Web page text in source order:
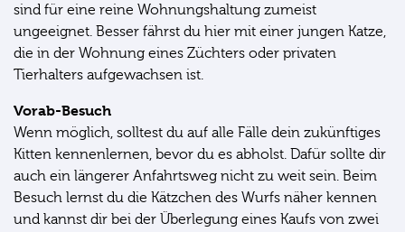
sind für eine reine Wohnungshaltung zumeist
ungeeignet. Besser fährst du hier mit einer jungen Katze,
die in der Wohnung eines Züchters oder privaten
Tierhalters aufgewachsen ist.
Vorab-Besuch
Wenn möglich, solltest du auf alle Fälle dein zukünftiges
Kitten kennenlernen, bevor du es abholst. Dafür sollte dir
auch ein längerer Anfahrtsweg nicht zu weit sein. Beim
Besuch lernst du die Kätzchen des Wurfs näher kennen
und kannst dir bei der Überlegung eines Kaufs von zwei